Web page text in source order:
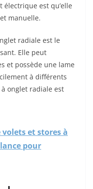
électrique est qu’elle
manuelle.
radiale est le
Elle peut
et possède une lame
à différents
à onglet radiale est
et stores à
pour